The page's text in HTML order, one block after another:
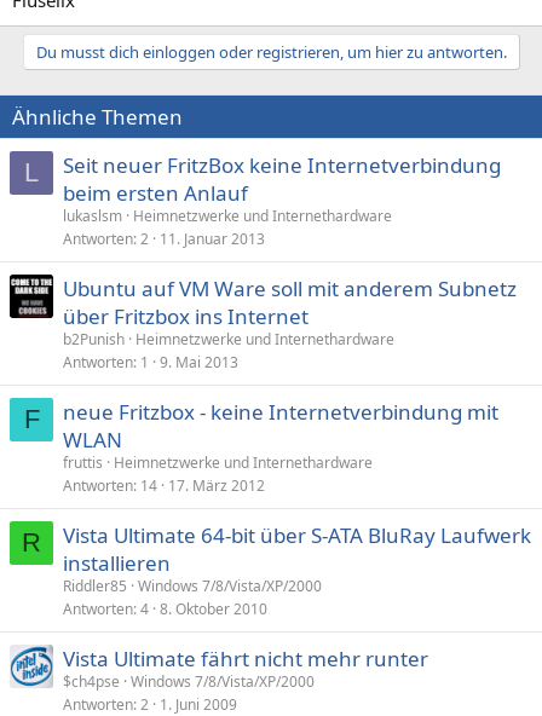
Du musst dich einloggen oder registrieren, um hier zu antworten.
Ähnliche Themen
L
Seit neuer FritzBox keine Internetverbindung
beim ersten Anlauf
lukaslsm Heimnetzwerke und Internethardware
Antworten 2 11. Januar 2013
Ubuntu auf VM Ware soll mit anderem Subnetz
über Fritzbox ins Internet
b2Punish Heimnetzwerke und Internethardware
Antworten 1 9. Mai 2013
F
neue Fritzbox - keine Internetverbindung mit
WLAN
fruttis
Heimnetzwerke und Internethardware
Antworten 14 17. März 2012
R
Vista Ultimate 64-bit über S-ATA BluRay Laufwerk
installieren
Riddler85 Windows 7/8/Vista/XP/2000
Antworten 4 8. Oktober 2010
Vista Ultimate fährt nicht mehr runter
$ch4pse Windows 7/8/Vista/XP/2000
Antworten 2 1. Juni 2009